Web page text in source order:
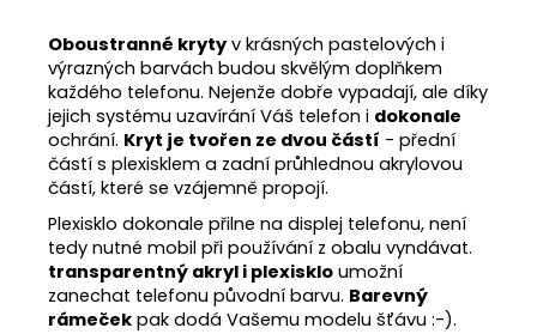
Oboustranné kryty v krásných pastelových i
výrazných barvách budou skvělým doplňkem
každého telefonu. Nejenže dobře vypadají, ale díky
jejich systému uzavírání Váš telefon i dokonale
ochrání. Kryt je tvořen ze dvou částí - přední
částí s plexisklem a zadní průhlednou akrylovou
částí, které se vzájemně propojí.
Plexisklo dokonale přilne na displej telefonu, není
tedy nutné mobil při používání z obalu vyndávat.
transparentný akryl i plexisklo umožní
zanechat telefonu původní barvu. Barevný
rámeček pak dodá Vašemu modelu šťávu :-).